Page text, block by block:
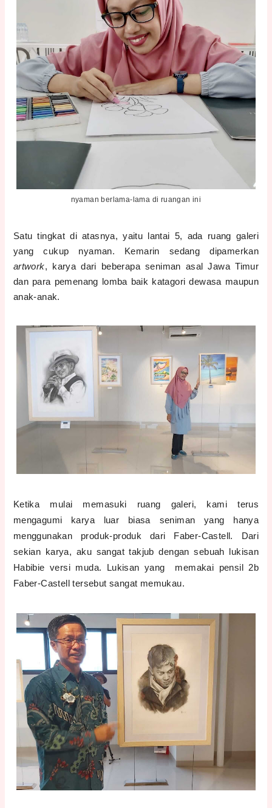
nyaman berlama-lama di ruangan ini
Satu tingkat di atasnya, yaitu lantai 5, ada ruang galeri
yang cukup nyaman. Kemarin sedang dipamerkan
artwork, karya dari beberapa seniman asal Jawa Timur
dan para pemenang lomba baik katagori dewasa maupun
anak-anak.
Ketika mulai memasuki ruang galeri, kami terus
mengagumi karya luar biasa seniman yang hanya
menggunakan produk-produk dari Faber-Castell. Dari
sekian karya, aku sangat takjub dengan sebuah lukisan
Habibie versi muda. Lukisan yang memakai pensil 2b
Faber-Castell tersebut sangat memukau.